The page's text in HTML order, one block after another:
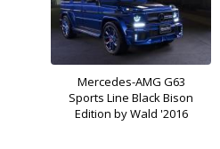
Mercedes-AMG G63
Sports Line Black Bison
Edition by Wald '2016